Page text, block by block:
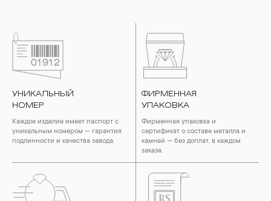
УНИКАЛЬНЫЙ
НОМЕР
Каждое изделие имеет паспорт с
уникальным номером — гарантия
подлинности и качества завода.
ФИРМЕННАЯ
УПАКОВКА
Фирменная упаковка и
сертификат о составе металла и
камней — без доплат, в каждом
заказе.